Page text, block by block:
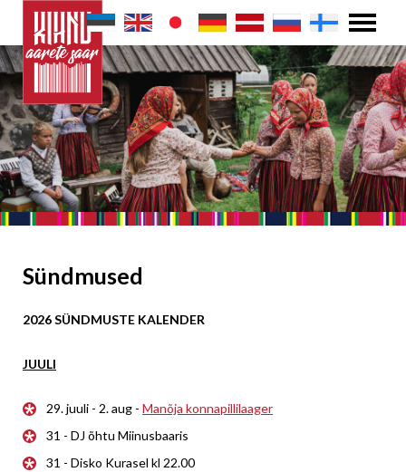
Sündmused
2026 SÜNDMUSTE KALENDER
JUULI
29. juuli - 2. aug - Manõja konnapillilaager
31 - DJ õhtu Miinusbaaris
31 - Disko Kurasel kl 22.00